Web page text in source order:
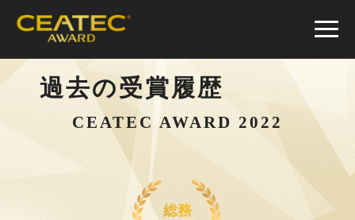
≡
過去の受賞履歴
CEATEC AWARD 2022
総務